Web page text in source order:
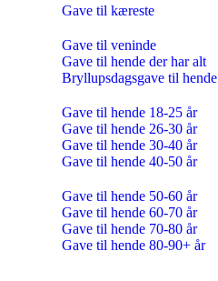
Gave til kæreste
Gave til veninde
Gave til hende der har alt
Bryllupsdagsgave til hende
Gave til hende 18-25 år
Gave til hende 26-30 år
Gave til hende 30-40 år
Gave til hende 40-50 år
Gave til hende 50-60 år
Gave til hende 60-70 år
Gave til hende 70-80 år
Gave til hende 80-90+ år